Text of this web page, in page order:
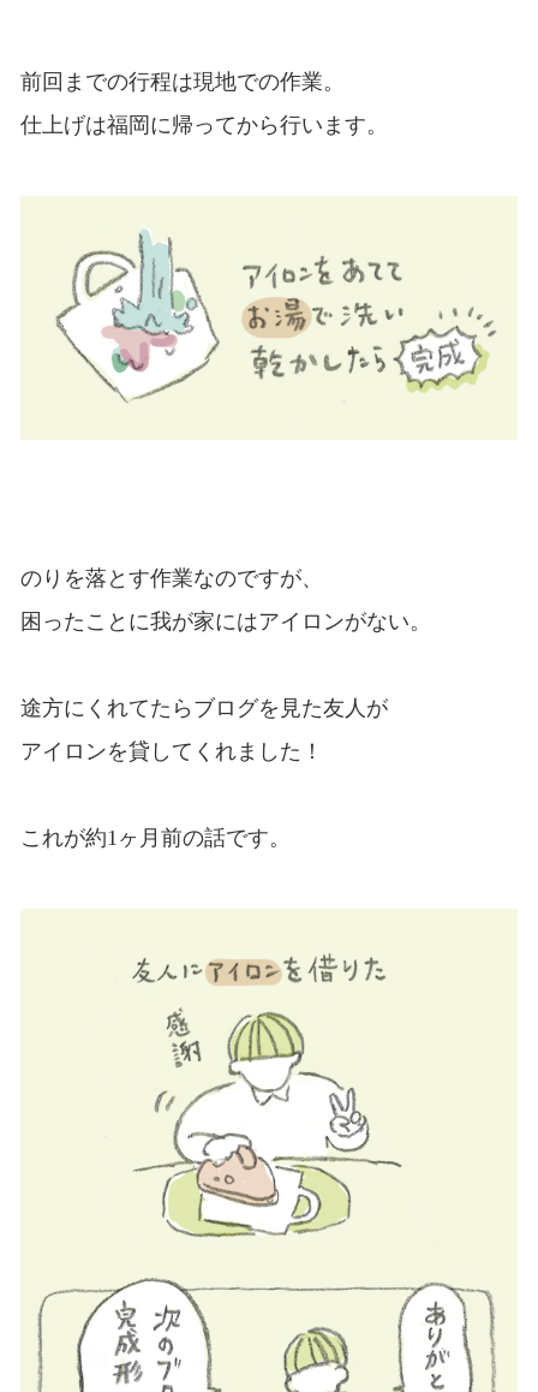
前回までの行程は現地での作業。
仕上げは福岡に帰ってから行います。
のりを落とす作業なのですが、
困ったことに我が家にはアイロンがない。
途方にくれてたらブログを見た友人が
アイロンを貸してくれました！
これが約1ヶ月前の話です。